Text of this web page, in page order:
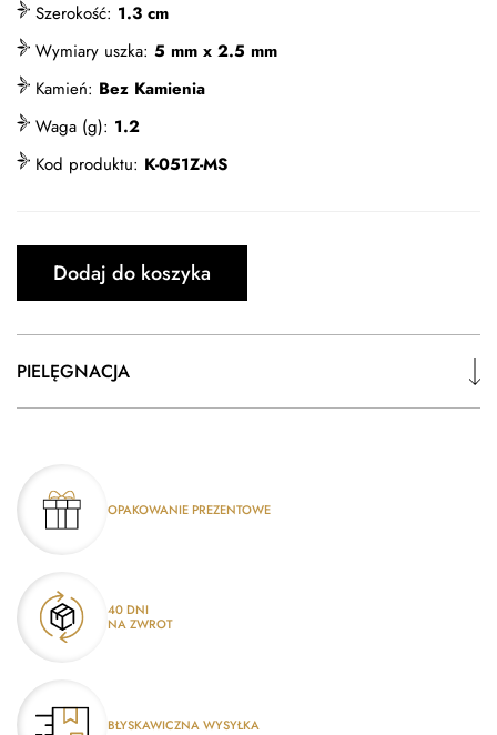
Szerokość: 1.3 cm
Wymiary uszka: 5 mm x 2.5 mm
Kamień: Bez Kamienia
Waga (g): 1.2
Kod produktu: K-051Z-MS
Dodaj do koszyka
PIELĘGNACJA
OPAKOWANIE PREZENTOWE
40 DNI
NA ZWROT
BŁYSKAWICZNA WYSYŁKA